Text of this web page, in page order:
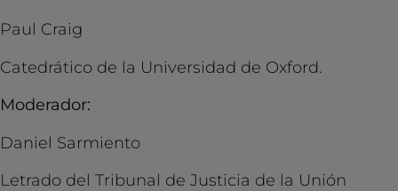
Paul Craig
Catedrático de la Universidad de Oxford.
Moderador:
Daniel Sarmiento
Letrado del Tribunal de Justicia de la Unión